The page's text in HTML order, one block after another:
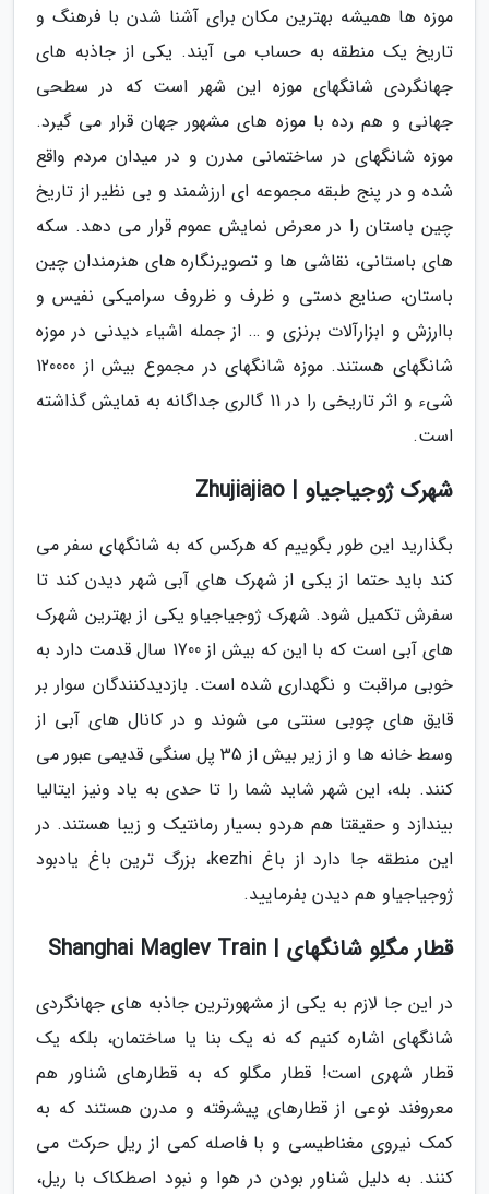
موزه ها همیشه بهترین مکان برای آشنا شدن با فرهنگ و
تاریخ یک منطقه به حساب می آیند. یکی از جاذبه های
جهانگردی شانگهای موزه این شهر است که در سطحی
جهانی و هم رده با موزه های مشهور جهان قرار می گیرد.
موزه شانگهای در ساختمانی مدرن و در میدان مردم واقع
شده و در پنج طبقه مجموعه ای ارزشمند و بی نظیر از تاریخ
چین باستان را در معرض نمایش عموم قرار می دهد. سکه
های باستانی، نقاشی ها و تصویرنگاره های هنرمندان چین
باستان، صنایع دستی و ظرف و ظروف سرامیکی نفیس و
باارزش و ابزارآلات برنزی و … از جمله اشیاء دیدنی در موزه
شانگهای هستند. موزه شانگهای در مجموع بیش از 120000
شیء و اثر تاریخی را در 11 گالری جداگانه به نمایش گذاشته
است.
شهرک ژوجیاجیاو | Zhujiajiao
بگذارید این طور بگوییم که هرکس که به شانگهای سفر می
کند باید حتما از یکی از شهرک های آبی شهر دیدن کند تا
سفرش تکمیل شود. شهرک ژوجیاجیاو یکی از بهترین شهرک
های آبی است که با این که بیش از 1700 سال قدمت دارد به
خوبی مراقبت و نگهداری شده است. بازدیدکنندگان سوار بر
قایق های چوبی سنتی می شوند و در کانال های آبی از
وسط خانه ها و از زیر بیش از 35 پل سنگی قدیمی عبور می
کنند. بله، این شهر شاید شما را تا حدی به یاد ونیز ایتالیا
بیندازد و حقیقتا هم هردو بسیار رمانتیک و زیبا هستند. در
این منطقه جا دارد از باغ kezhi، بزرگ ترین باغ یادبود
ژوجیاجیاو هم دیدن بفرمایید.
قطار مگلِو شانگهای | Shanghai Maglev Train
در این جا لازم به یکی از مشهورترین جاذبه های جهانگردی
شانگهای اشاره کنیم که نه یک بنا یا ساختمان، بلکه یک
قطار شهری است! قطار مگلو که به قطارهای شناور هم
معروفند نوعی از قطارهای پیشرفته و مدرن هستند که به
کمک نیروی مغناطیسی و با فاصله کمی از ریل حرکت می
کنند. به دلیل شناور بودن در هوا و نبود اصطکاک با ریل،